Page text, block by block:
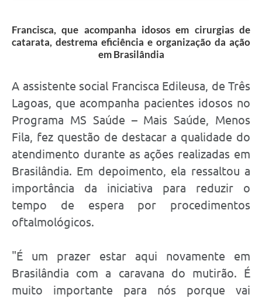
Francisca, que acompanha idosos em cirurgias de
catarata, destrema eficiência e organização da ação
em Brasilândia
A assistente social Francisca Edileusa, de Três
Lagoas, que acompanha pacientes idosos no
Programa MS Saúde – Mais Saúde, Menos
Fila, fez questão de destacar a qualidade do
atendimento durante as ações realizadas em
Brasilândia. Em depoimento, ela ressaltou a
importância da iniciativa para reduzir o
tempo de espera por procedimentos
oftalmológicos.
"É um prazer estar aqui novamente em
Brasilândia com a caravana do mutirão. É
muito importante para nós porque vai